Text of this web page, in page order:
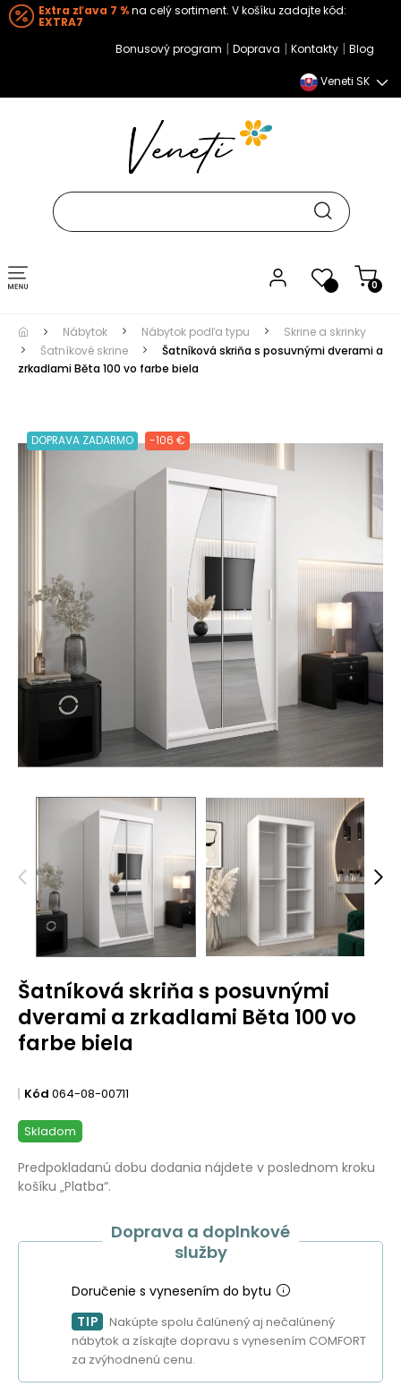
Extra zľava 7 %na celý sortiment. V košíku zadajte kód:
EXTRA7
Bonusový program | Doprava | Kontakty | Blog
Veneti SK
0
Toggle navigation
Nábytok Nábytok podľa typu
Skrine a skrinky
Šatníkové skrine
Šatníková skriňa s posuvnými dverami a
zrkadlami Běta 100 vo farbe biela
DOPRAVA ZADARMO -106 €
Šatníková skriňa s posuvnými
dverami a zrkadlami Běta 100 vo
farbe biela
Kód 064-08-00711
Skladom
Predpokladanú dobu dodania nájdete v poslednom kroku
košíku „Platba“.
Doprava a doplnkové
služby
Doručenie s vynesením do bytu
TIP
Nakúpte spolu čalúnený aj nečalúnený
nábytok a získajte dopravu s vynesením COMFORT
za zvýhodnenú cenu.